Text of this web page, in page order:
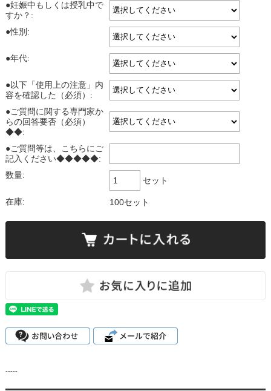
●妊娠中もしくは授乳中で
すか？:
●性別:
●年代:
●以下「使用上の注意」内
容を確認した（必須）:
●ご質問に関する専門家か
らの回答要否（必須）
◆◆:
●ご質問等は、こちらにご
記入ください◆◆◆◆◆:
数量:
セット
在庫: 100セット
-----